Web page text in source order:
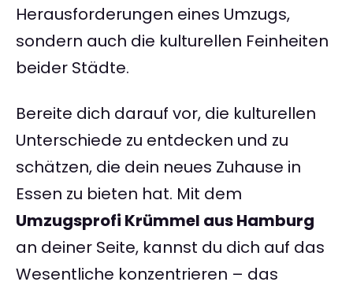
Herausforderungen eines Umzugs,
sondern auch die kulturellen Feinheiten
beider Städte.
Bereite dich darauf vor, die kulturellen
Unterschiede zu entdecken und zu
schätzen, die dein neues Zuhause in
Essen zu bieten hat. Mit dem
Umzugsprofi Krümmel aus Hamburg
an deiner Seite, kannst du dich auf das
Wesentliche konzentrieren – das